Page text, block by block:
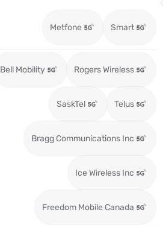
Metfone Smart
Bell Mobility Rogers Wireless
SaskTel Telus
Bragg Communications Inc
Ice Wireless Inc
Freedom Mobile Canada